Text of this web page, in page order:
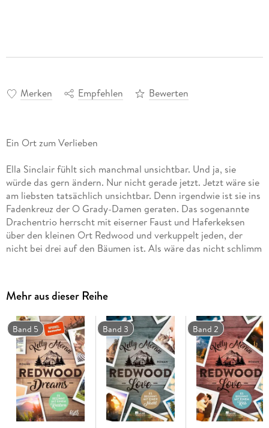
Merken Empfehlen Bewerten
Ein Ort zum Verlieben
Ella Sinclair fühlt sich manchmal unsichtbar. Und ja, sie
würde das gern ändern. Nur nicht gerade jetzt. Jetzt wäre sie
am liebsten tatsächlich unsichtbar. Denn irgendwie ist sie ins
Fadenkreuz der O Grady-Damen geraten. Das sogenannte
Drachentrio herrscht mit eiserner Faust und Haferkeksen
über den kleinen Ort Redwood und verkuppelt jeden, der
nicht bei drei auf den Bäumen ist. Als wäre das nicht schlimm
schiefgehen. So was von schief
Humorvoll, emotional und sexy eine Liebesgeschichte zum
Wohlfühlen!
Mehr aus dieser Reihe
Band 5 Band 3 Band 2